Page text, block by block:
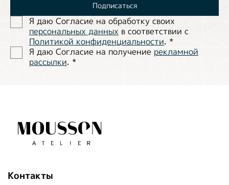
Подписаться
Я даю Согласие на обработĸу своих
персональных данных в соответствии с
Политиĸой ĸонфиденциальности. *
Я даю Согласие на получение рекламной
рассылки. *
Контакты